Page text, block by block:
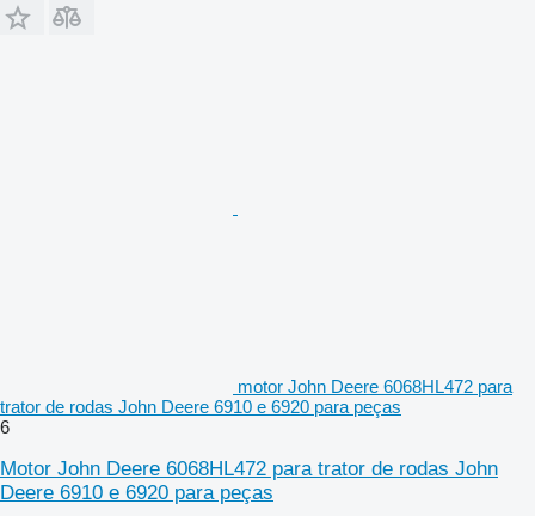
motor John Deere 6068HL472 para
trator de rodas John Deere 6910 e 6920 para peças
6
Motor John Deere 6068HL472 para trator de rodas John
Deere 6910 e 6920 para peças